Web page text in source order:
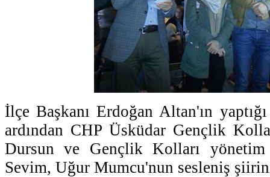
İlçe Başkanı Erdoğan Altan'ın yaptığı
ardından CHP Üsküdar Gençlik
Dursun ve Gençlik Kolları
Sevim, Uğur Mumcu'nun sesleniş